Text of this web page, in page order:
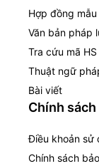
Hợp đồng mẫu
Văn bản pháp
Tra cứu mã HS
Thuật ngữ
Bài viết
Chính
Điều khoản sử
Chính sách